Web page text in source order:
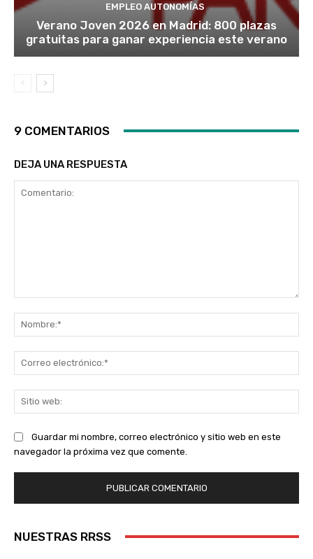
EMPLEO AUTONOMÍAS
Verano Joven 2026 en Madrid: 800 plazas
gratuitas para ganar experiencia este verano
9 COMENTARIOS
DEJA UNA RESPUESTA
Guardar mi nombre, correo electrónico y sitio web en este
navegador la próxima vez que comente.
NUESTRAS RRSS